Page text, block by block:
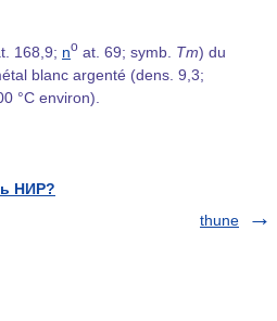
168,9; no at. 69; symb. Tm) du
blanc argenté (dens. 9,3;
°C environ).
НИР?
thune